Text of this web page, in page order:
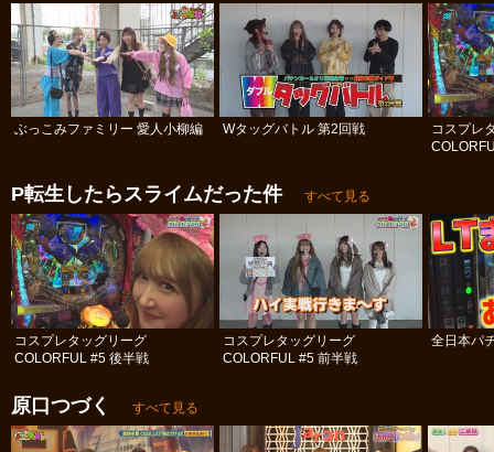
ぶっこみファミリー 愛人小柳編 Wタッグバトル 第2回戦
コスプレ
P転生したらスライムだった件 すべて見る
コスプレタッグリーグ
COLORFUL #5 後半戦
コスプレタッグリーグ
COLORFUL #5 前半戦
全日本パ
原口つづく すべて見る